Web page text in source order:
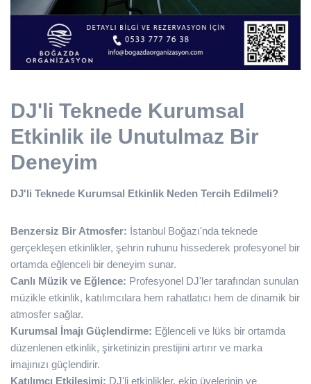
DJ'li Teknede Kurumsal
Etkinlik ile Unutulmaz Bir
Deneyim
DJ'li Teknede Kurumsal Etkinlik Neden Tercih Edilmeli?
Benzersiz Bir Atmosfer: İstanbul Boğazı'nda teknede
gerçekleşen etkinlikler, şehrin ruhunu hissederek profesyonel bir
ortamda eğlenceli bir deneyim sunar.
Canlı Müzik ve Eğlence: Profesyonel DJ'ler tarafından sunulan
müzikle etkinlik, katılımcılara hem rahatlatıcı hem de dinamik bir
atmosfer sağlar.
Kurumsal İmajı Güçlendirme: Eğlenceli ve lüks bir ortamda
düzenlenen etkinlik, şirketinizin prestijini artırır ve marka
imajınızı güçlendirir.
Katılımcı Etkileşimi: DJ'li etkinlikler, ekip üyelerinin ve